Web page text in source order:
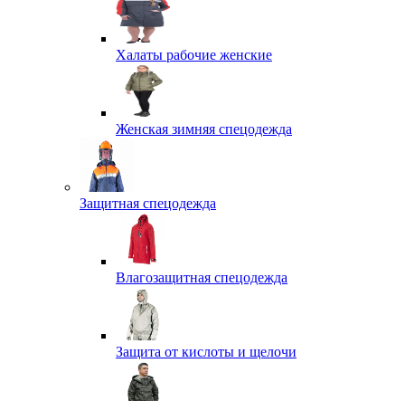
Халаты рабочие женские
Женская зимняя спецодежда
Защитная спецодежда
Влагозащитная спецодежда
Защита от кислоты и щелочи